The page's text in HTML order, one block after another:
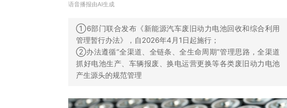
语音播报由AI生成
①6部门联合发布《新能源汽车废旧动力电池回收和综合利用
管理暂行办法》，自2026年4月1日起施行；
②办法遵循“全渠道、全链条、全生命周期”管理思路，全渠道
抓好电池生产、车辆报废、换电运营更换等各类废旧动力电池
产生源头的规范管理